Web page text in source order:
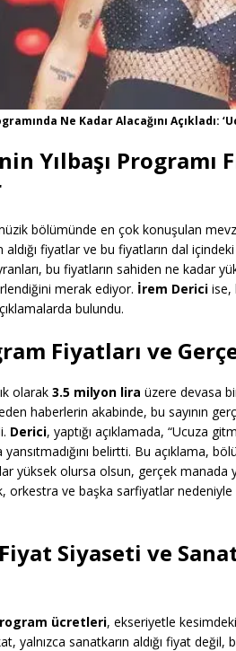
Ne Kadar Alacağını Açıkladı:
Yılbaşı Programı
bölümünde en çok konuşulan
aldığı fiyatlar ve bu fiyatların dal
bu fiyatların sahiden ne kadar
merak ediyor. İrem Derici ise,
bulundu.
Fiyatları ve
olarak 3.5 milyon lira üzere devasa
haberlerin akabinde, bu sayının
Derici, yaptığı açıklamada, “Ucuza
belirtti. Bu açıklama,
yüksek olursa olsun, gerçek manada
orkestra ve başka sarfiyatlar
Siyaseti ve
ücretleri, ekseriyetle
yalnızca sanatkarın aldığı fiyat